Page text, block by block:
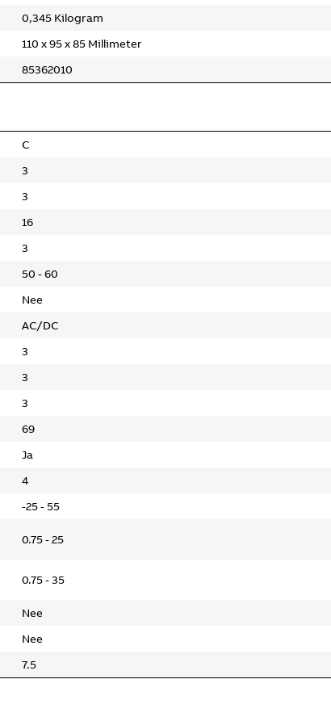
0,345 Kilogram
110 x 95 x 85 Millimeter
85362010
C
3
3
16
3
50 - 60
Nee
AC/DC
3
3
3
69
Ja
4
-25 - 55
0.75 - 25
0.75 - 35
Nee
Nee
7.5